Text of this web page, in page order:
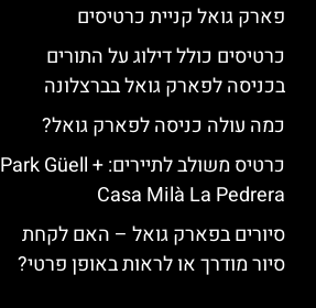
פארק גואל קניית כרטיסים
כרטיסים כולל דילוג על התורים
בכניסה לפארק גואל בברצלונה
כמה עולה כניסה לפארק גואל?
כרטיס משולב לתיירים: Park Güell +
Casa Milà La Pedrera
סיורים בפארק גואל – האם לקחת
סיור מודרך או לראות באופן פרטי?